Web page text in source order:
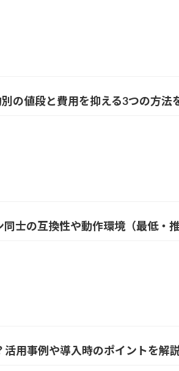
の値段と費用を抑える3つの方法
同士の互換性や動作環境（最低・
活用事例や導入時のポイントを解